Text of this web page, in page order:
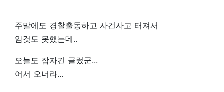
주말에도 경찰출동하고 사건사고 터져서
암것도 못했는데..
오늘도 잠자긴 글렀군...
어서 오너라...